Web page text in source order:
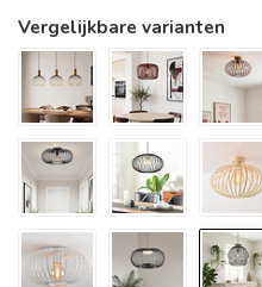
Vergelijkbare varianten